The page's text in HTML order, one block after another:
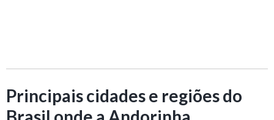
Principais cidades e regiões do